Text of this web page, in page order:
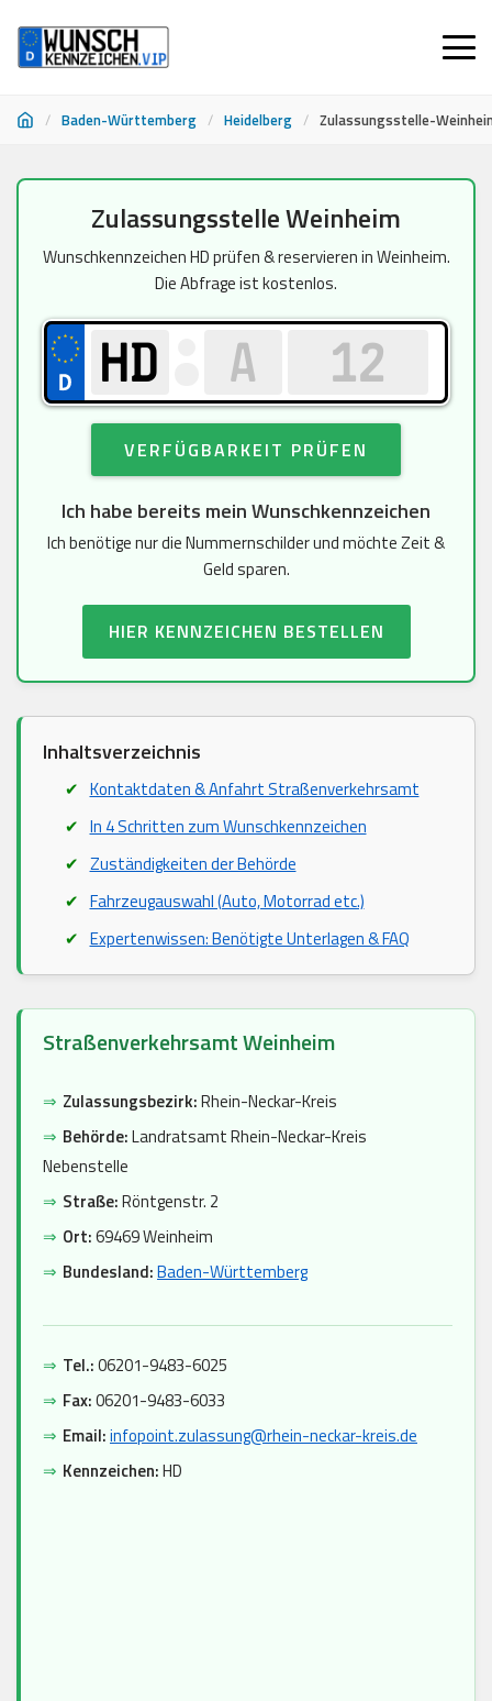
/ Baden-Württemberg / Heidelberg / Zulassungsstelle-
springen
Zulassungsstelle Weinheim
Wunschkennzeichen HD prüfen & reservieren in Weinheim.
Die Abfrage ist kostenlos.
VERFÜGBARKEIT PRÜFEN
Ich habe bereits mein Wunschkennzeichen
Ich benötige nur die Nummernschilder und möchte Zeit &
Geld sparen.
HIER KENNZEICHEN BESTELLEN
Inhaltsverzeichnis
Kontaktdaten & Anfahrt Straßenverkehrsamt
In 4 Schritten zum Wunschkennzeichen
Zuständigkeiten der Behörde
Fahrzeugauswahl (Auto, Motorrad etc.)
Expertenwissen: Benötigte Unterlagen & FAQ
Straßenverkehrsamt Weinheim
⇒ Zulassungsbezirk:Rhein-Neckar-Kreis
⇒ Behörde:Landratsamt Rhein-Neckar-Kreis
Nebenstelle
⇒ Straße:Röntgenstr. 2
⇒ Ort:69469 Weinheim
⇒ Bundesland:Baden-Württemberg
⇒ Tel.:06201-9483-6025
⇒ Fax:06201-9483-6033
⇒ Email:infopoint.zulassung@rhein-neckar-kreis.de
⇒ Kennzeichen:HD